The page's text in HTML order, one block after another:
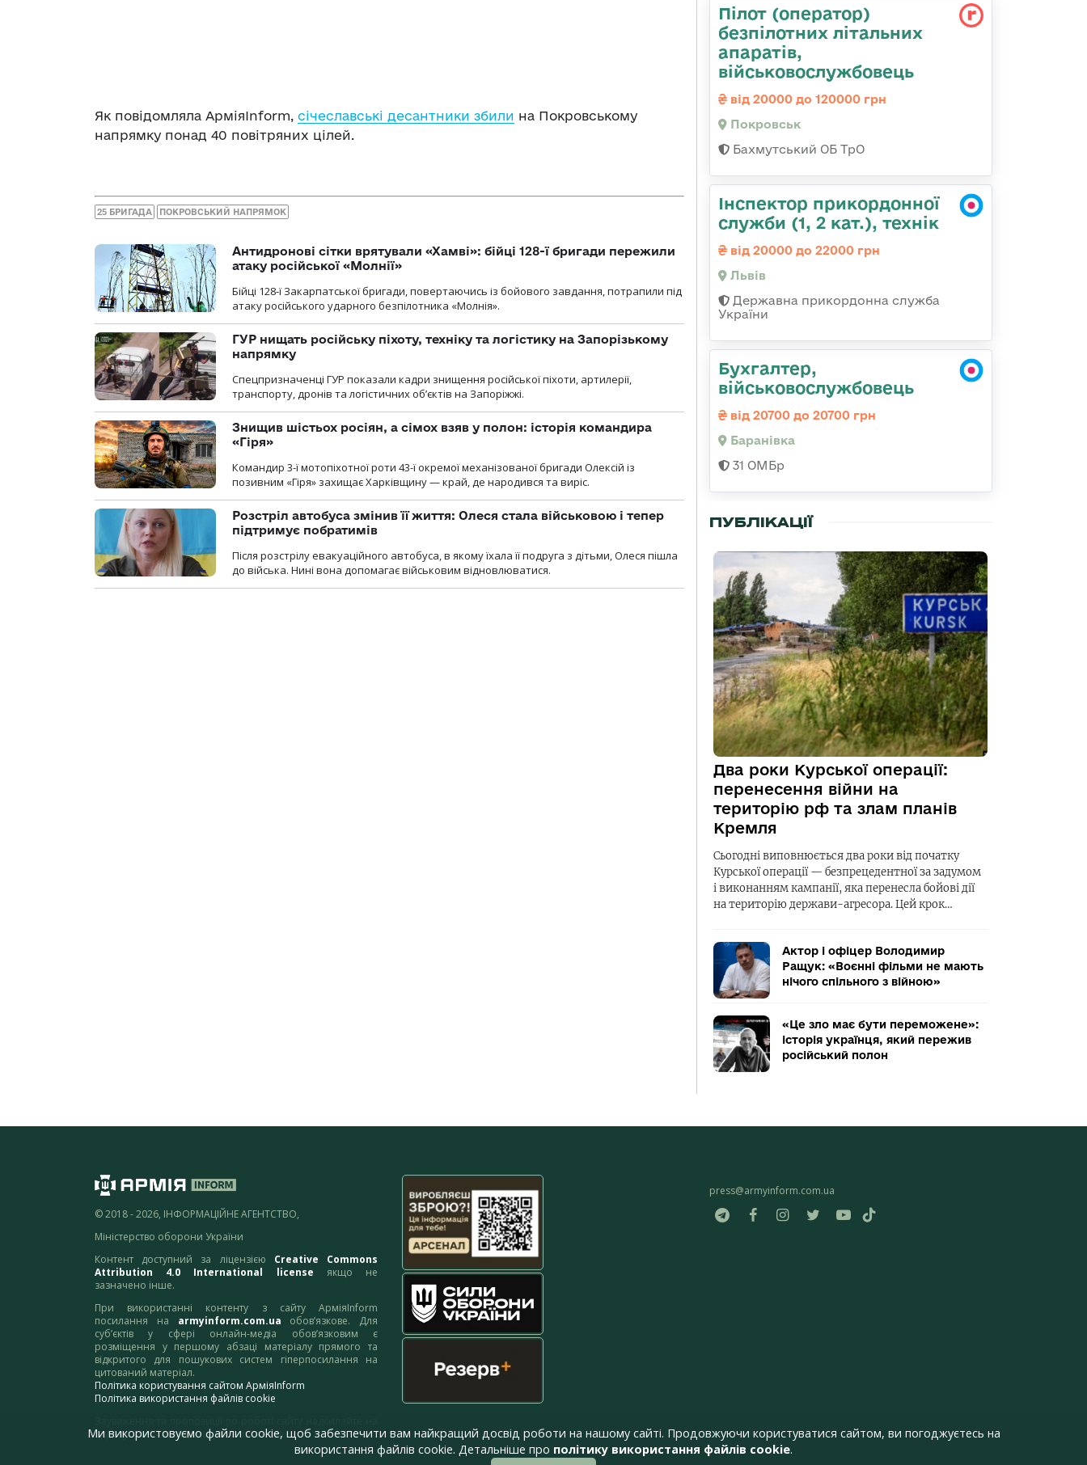
Як повідомляла АрміяInform, січеславські десантники збили на Покровському
напрямку понад 40 повітряних цілей.
25 БРИГАДА ПОКРОВСЬКИЙ НАПРЯМОК
Антидронові сітки врятували «Хамві»: бійці 128-ї бригади пережили
атаку російської «Молнії»
Бійці 128-ї Закарпатської бригади, повертаючись із бойового завдання, потрапили під
атаку російського ударного безпілотника «Молнія».
ГУР нищать російську піхоту, техніку та логістику на Запорізькому
напрямку
Спецпризначенці ГУР показали кадри знищення російської піхоти, артилерії,
транспорту, дронів та логістичних об’єктів на Запоріжжі.
Знищив шістьох росіян, а сімох взяв у полон: історія командира
«Гіря»
Командир 3-ї мотопіхотної роти 43-ї окремої механізованої бригади Олексій із
позивним «Гіря» захищає Харківщину — край, де народився та виріс.
Розстріл автобуса змінив її життя: Олеся стала військовою і тепер
підтримує побратимів
Після розстрілу евакуаційного автобуса, в якому їхала її подруга з дітьми, Олеся пішла
до війська. Нині вона допомагає військовим відновлюватися.
Пілот (оператор)
безпілотних літальних
апаратів,
військовослужбовець
від 20000 до 120000 грн
Покровськ
Бахмутський ОБ ТрО
Інспектор прикордонної
служби (1, 2 кат.), технік
від 20000 до 22000 грн
Львів
Державна прикордонна служба
України
Бухгалтер,
військовослужбовець
від 20700 до 20700 грн
Баранівка
31 ОМБр
ПУБЛІКАЦІЇ
Два роки Курської операції:
перенесення війни на
територію рф та злам планів
Кремля
Сьогодні виповнюється два роки від початку
Курської операції — безпрецедентної за задумом
і виконанням кампанії, яка перенесла бойові дії
на територію держави-агресора. Цей крок…
Актор і офіцер Володимир
Ращук: «Воєнні фільми не мають
нічого спільного з війною»
«Це зло має бути переможене»:
історія українця, який пережив
російський полон
© 2018 - 2026, ІНФОРМАЦІЙНЕ АГЕНТСТВО,
Міністерство оборони України
Контент доступний за ліцензією Creative Commons
Attribution 4.0 International license якщо не
зазначено інше.
При використанні контенту з сайту АрміяInform
посилання на armyinform.com.ua обов’язкове. Для
суб’єктів у сфері онлайн-медіа обов’язковим є
розміщення у першому абзаці матеріалу прямого та
відкритого для пошукових систем гіперпосилання на
цитований матеріал.
Політика користування сайтом АрміяInform
Політика використання файлів cookie
адресу:webmaster@armyinform.com.ua
press@armyinform.com.ua
Ми використовуємо файли cookie, щоб забезпечити вам найкращий досвід роботи на нашому сайті. Продовжуючи користуватися сайтом, ви погоджуєтесь на
використання файлів cookie. Детальніше про політику використання файлів cookie.